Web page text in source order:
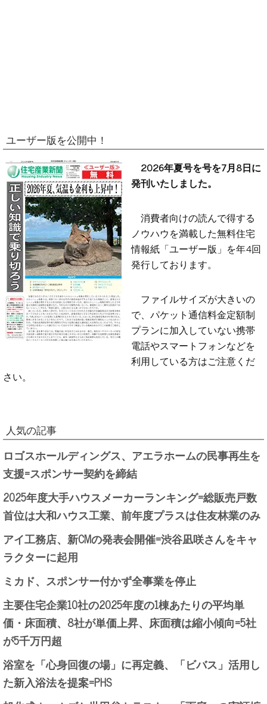
ユーザー版を公開中！
2026年夏号を号を7月8日に
発刊いたしました。
消費者向けの読んで得する
ノウハウを満載した無料住宅
情報紙「ユーザー版」を年4回
発行しております。
ファイルサイズが大きいの
で、パケット通信料金定額制
プランに加入していない携帯
電話やスマートフォンなどを
利用している方はご注意くだ
さい。
人気の記事
ロゴスホールディングス、アエラホームの民事再生を
支援=スポンサー契約を締結
2025年度大手ハウスメーカーランキング=総販売戸数
首位は大和ハウス工業、前年度プラスは住友林業のみ
アイ工務店、新CMの発表会開催=渋谷凪咲さんをキャ
ラクターに起用
ミカド、スポンサー付かず全事業を停止
主要住宅企業10社の2025年度の1棟あたりの平均単
価・床面積、8社が単価上昇、床面積は縮小傾向=5社
が5千万円超
浴室を「心身回復の場」に再定義、「ビバス」活用し
た新入浴法を提案=PHS